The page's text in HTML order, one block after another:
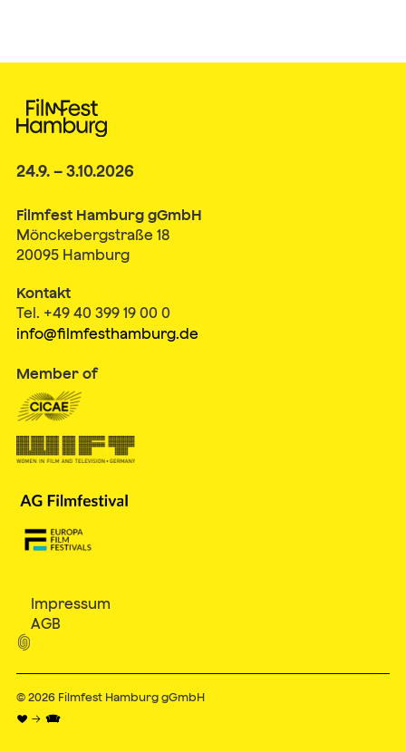
24.9. – 3.10.2026
Filmfest Hamburg gGmbH
Mönckebergstraße 18
20095 Hamburg
Kontakt
Tel. +49 40 399 19 00 0
info@filmfesthamburg.de
Member of
Impressum
AGB

© 2026 Filmfest Hamburg gGmbH
♥ → 